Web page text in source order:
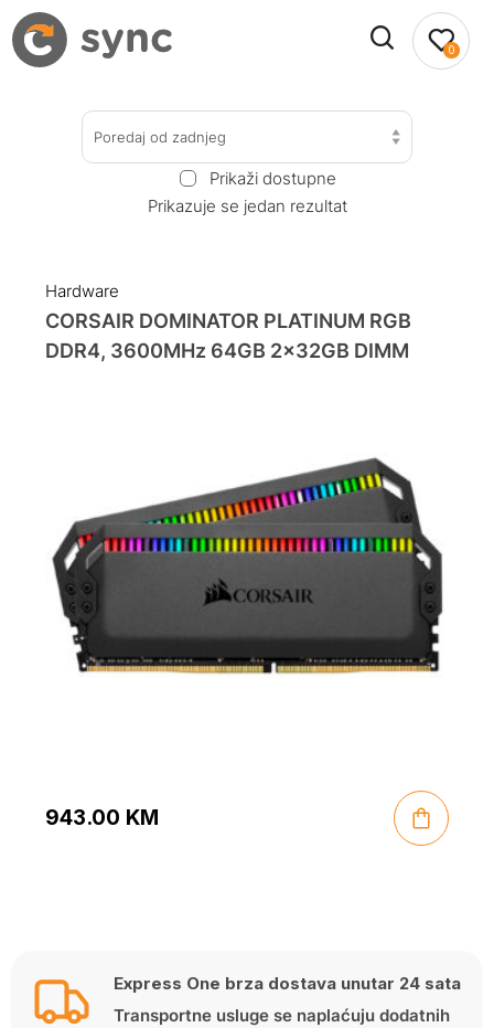
0
Poredaj od zadnjeg
Prikaži dostupne
Prikazuje se jedan rezultat
Hardware
CORSAIR DOMINATOR PLATINUM RGB
DDR4, 3600MHz 64GB 2x32GB DIMM
943.00 KM
Express One brza dostava unutar 24 sata
Transportne usluge se naplaćuju dodatnih